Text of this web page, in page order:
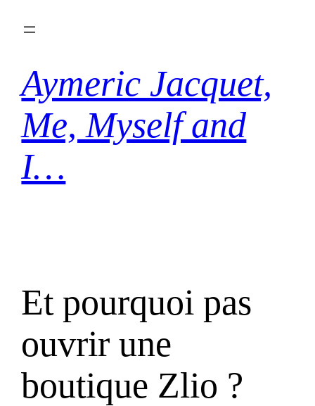
Aymeric Jacquet,
Me, Myself and
I…
Et pourquoi pas
ouvrir une
boutique Zlio ?